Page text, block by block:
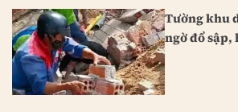
Tường khu
ngờ đổ sập,